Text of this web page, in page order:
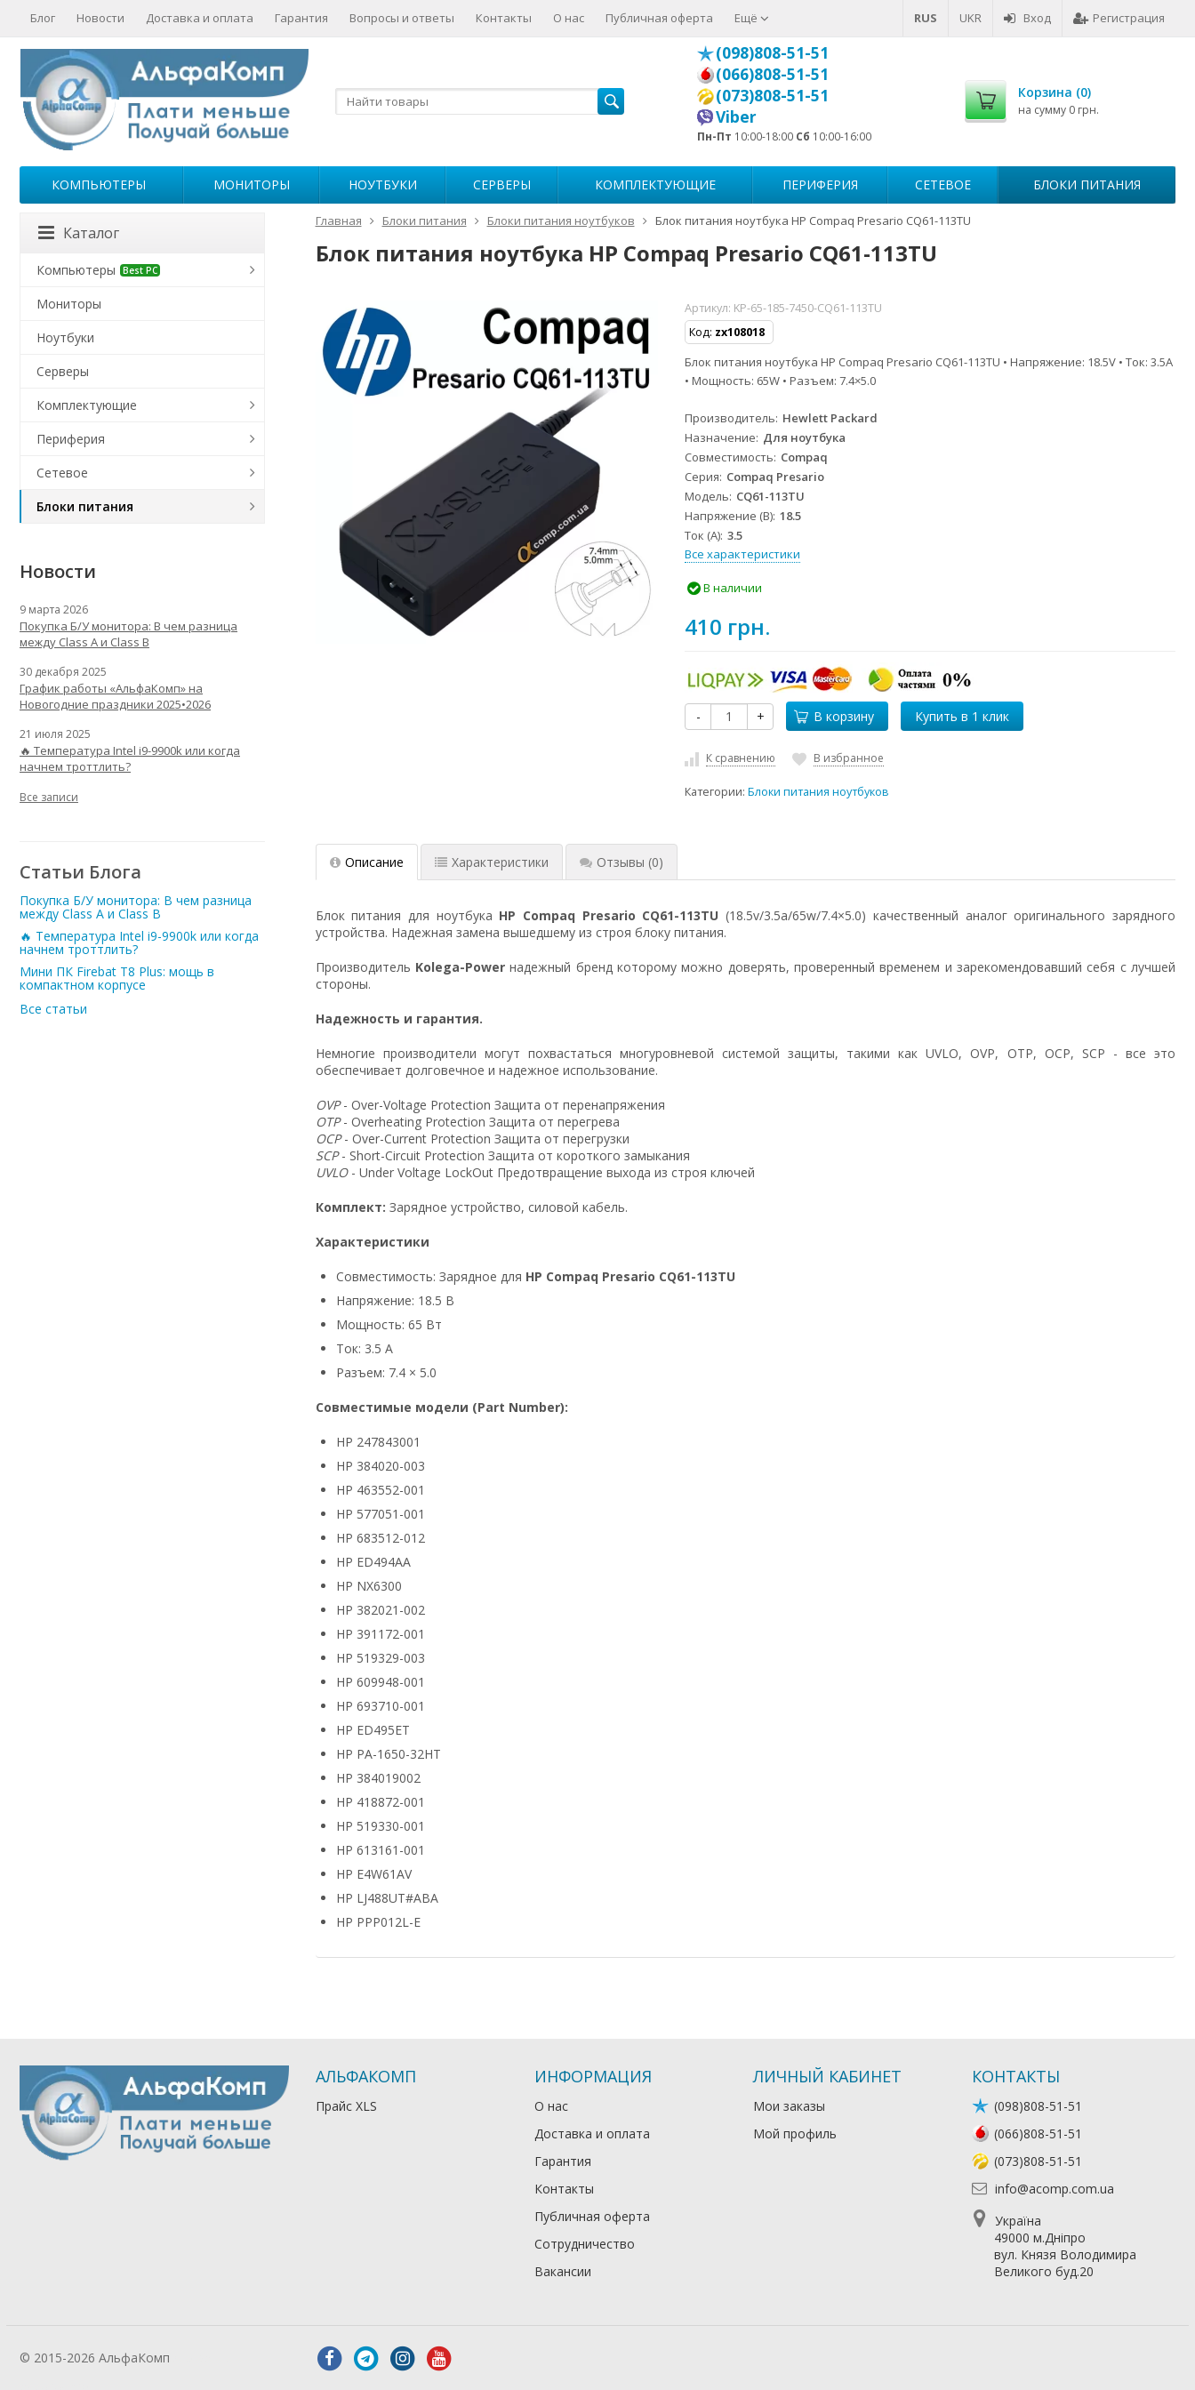
RUS UKR Вход Регистрация
Блог Новости Доставка и оплата Гарантия Вопросы и ответы Контакты О нас Публичная оферта Ещё
(098)808-51-51
(066)808-51-51
(073)808-51-51
Viber
Пн-Пт 10:00-18:00 Сб 10:00-16:00
Корзина (0)
на сумму 0 грн.
КОМПЬЮТЕРЫ МОНИТОРЫ НОУТБУКИ СЕРВЕРЫ КОМПЛЕКТУЮЩИЕ ПЕРИФЕРИЯ СЕТЕВОЕ БЛОКИ ПИТАНИЯ
Главная Блоки питания Блоки питания ноутбуков Блок питания ноутбука HP Compaq Presario CQ61-113TU
Блок питания ноутбука HP Compaq Presario CQ61-113TU
Артикул: KP-65-185-7450-CQ61-113TU
Код: zx108018
Блок питания ноутбука HP Compaq Presario CQ61-113TU • Напряжение: 18.5V • Ток: 3.5A
• Мощность: 65W • Разъем: 7.4×5.0
Производитель Hewlett Packard
Назначение Для ноутбука
Совместимость Compaq
Серия Compaq Presario
Модель CQ61-113TU
Напряжение (В) 18.5
Ток (А) 3.5
Все характеристики
В наличии
410 грн.
- + В корзину
К сравнению В избранное
Категории:Блоки питания ноутбуков
Описание Характеристики Отзывы (0)
Блок питания для ноутбука HP Compaq Presario CQ61-113TU (18.5v/3.5a/65w/7.4×5.0) качественный аналог оригинального зарядного
устройства. Надежная замена вышедшему из строя блоку питания.
Производитель Kolega-Powerнадежный бренд которому можно доверять, проверенный временем и зарекомендовавший себя с лучшей
стороны.
Надежность и гарантия.
Немногие производители могут похвастаться многуровневой системой защиты, такими как UVLO, OVP, OTP, OCP, SCP - все это
обеспечивает долговечное и надежное использование.
OVP- Over-Voltage Protection Защита от перенапряжения
OTP- Overheating Protection Защита от перегрева
OCP- Over-Current Protection Защита от перегрузки
SCP- Short-Circuit Protection Защита от короткого замыкания
UVLO- Under Voltage LockOut Предотвращение выхода из строя ключей
Комплект: Зарядное устройство, силовой кабель.
Характеристики
Совместимость: Зарядное для HP Compaq Presario CQ61-113TU
Напряжение: 18.5 В
Мощность: 65 Вт
Ток: 3.5 А
Разъем: 7.4 × 5.0
Совместимые модели (Part Number):
HP 247843001
HP 384020-003
HP 463552-001
HP 577051-001
HP 683512-012
HP ED494AA
HP NX6300
HP 382021-002
HP 391172-001
HP 519329-003
HP 609948-001
HP 693710-001
HP ED495ET
HP PA-1650-32HT
HP 384019002
HP 418872-001
HP 519330-001
HP 613161-001
HP E4W61AV
HP LJ488UT#ABA
HP PPP012L-E
Каталог
Компьютеры Best PC
Мониторы
Ноутбуки
Серверы
Комплектующие
Периферия
Сетевое
Блоки питания
Новости
9 марта 2026
Покупка Б/У монитора: В чем разница
между Class A и Class B
30 декабря 2025
График работы «АльфаКомп» на
Новогодние праздники 2025•2026
21 июля 2025
🔥 Температура Intel i9-9900k или когда
начнем троттлить?
Все записи
Статьи Блога
Покупка Б/У монитора: В чем разница
между Class A и Class B
🔥 Температура Intel i9-9900k или когда
начнем троттлить?
Мини ПК Firebat T8 Plus: мощь в
компактном корпусе
Все статьи
АЛЬФАКОМП
Прайс XLS
ИНФОРМАЦИЯ
О нас
Доставка и оплата
Гарантия
Контакты
Публичная оферта
Сотрудничество
Вакансии
ЛИЧНЫЙ КАБИНЕТ
Мои заказы
Мой профиль
КОНТАКТЫ
(098)808-51-51
(066)808-51-51
(073)808-51-51
info@acomp.com.ua
Україна
49000 м.Дніпро
вул. Князя Володимира
Великого буд.20
© 2015-2026 АльфаКомп